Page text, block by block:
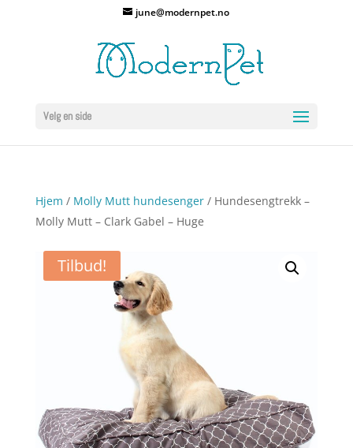
june@modernpet.no
Velg en side
Hjem / Molly Mutt hundesenger/ Hundesengtrekk –
Molly Mutt – Clark Gabel – Huge
Tilbud!